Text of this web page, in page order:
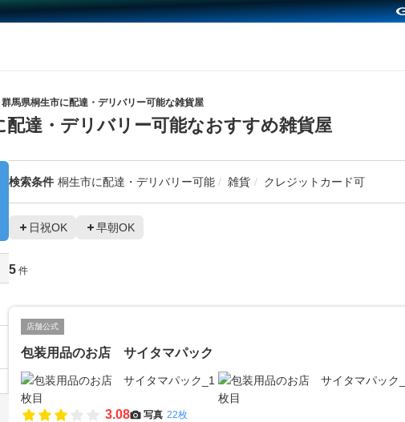
群馬県桐生市に配達・デリバリー可能な雑貨屋
配達・デリバリー可能なおすすめ雑貨屋
検索条件 桐生市に配達・デリバリー可能 雑貨 クレジットカード可
日祝OK 早朝OK
5 件
店舗公式
包装用品のお店 サイタマパック
3.08 写真 22枚